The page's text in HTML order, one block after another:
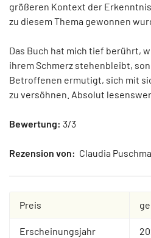
größeren Kontext der
zu diesem Thema gewonnen
Das Buch hat mich tief berührt,
ihrem Schmerz stehenbleibt,
Betroffenen ermutigt, sich mit
zu versöhnen. Absolut
Bewertung: 3/3
Rezension von: Claudia
Preis
Erscheinungsjahr